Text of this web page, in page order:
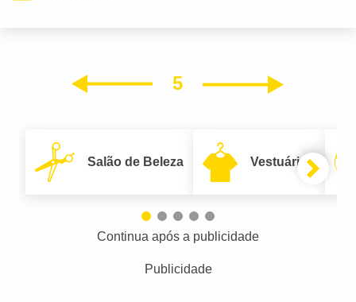
5
Salão de Beleza Vestuário
Continua após a publicidade
Publicidade